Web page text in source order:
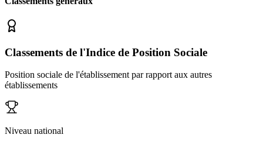
Classements de l'Indice de Position Sociale
Position sociale de l'établissement par rapport aux autres
établissements
Niveau national